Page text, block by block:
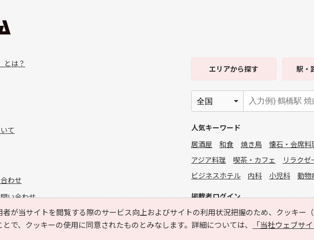
者が当サイトを閲覧する際のサービス向上およびサイトの利用状況把握のため、クッキー
で、クッキーの使用に同意されたものとみなします。詳細については、
「当社ウェブサ
とは？
て
わせ
い合わせ
エリアから探す 駅・
人気キーワード
居酒屋
和食 焼き鳥 懐石・会席料
アジア料理
喫茶・カフェ リラクゼ
ビジネスホテル
内科 小児科 動物
掲載者ログイン